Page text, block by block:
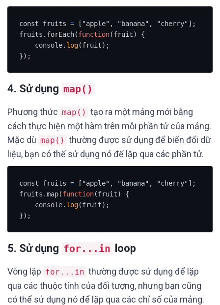
const fruits = ["apple", "banana", "cherry"];
fruits.forEach(function(fruit) {
    console.
log(fruit);
});
4. Sử dụng map()
Phương thức map() tạo ra một mảng mới bằng
cách thực hiện một hàm trên mỗi phần tử của mảng.
Mặc dù map() thường được sử dụng để biến đổi dữ
liệu, bạn có thể sử dụng nó để lặp qua các phần tử.
const fruits = ["apple", "banana", "cherry"];
fruits.map(function(fruit) {
    console.
log(fruit);
});
5. Sử dụng for...in loop
Vòng lặp for...in thường được sử dụng để lặp
qua các thuộc tính của đối tượng, nhưng bạn cũng
có thể sử dụng nó để lặp qua các chỉ số của mảng.